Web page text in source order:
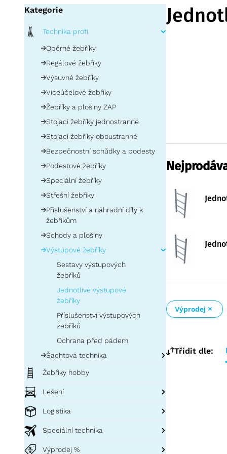
Kategorie
Technika profi
Opěrné žebříky
Regálové žebříky
Výsuvné žebříky
Víceúčelové žebříky
Žebříky a plošiny ZAP
Stojací žebříky jednostranné
Stojací žebříky oboustranné
Bezpečnostní schůdky a podesty
Podestové žebříky
Speciální žebříky
Střešní žebříky
Příslušenství a náhradní díly k
žebříkům
Schody a plošiny
Výstupové žebříky
Sestavy výstupových
žebříků
Jednotlivé výstupové
žebříky
Příslušenství výstupových
žebříků
Ochrana před pádem
Šachtová technika
Šachtové žebříky
žebříků
Ochrana před pádem
poklopy
Žebříky hobby
Lešení
Lešení profi
Logistika
Přepravní bedny a přepravní boxy
Speciální technika
Technika pro letadla
Výprodej %
Výprodej
Třídit dle: